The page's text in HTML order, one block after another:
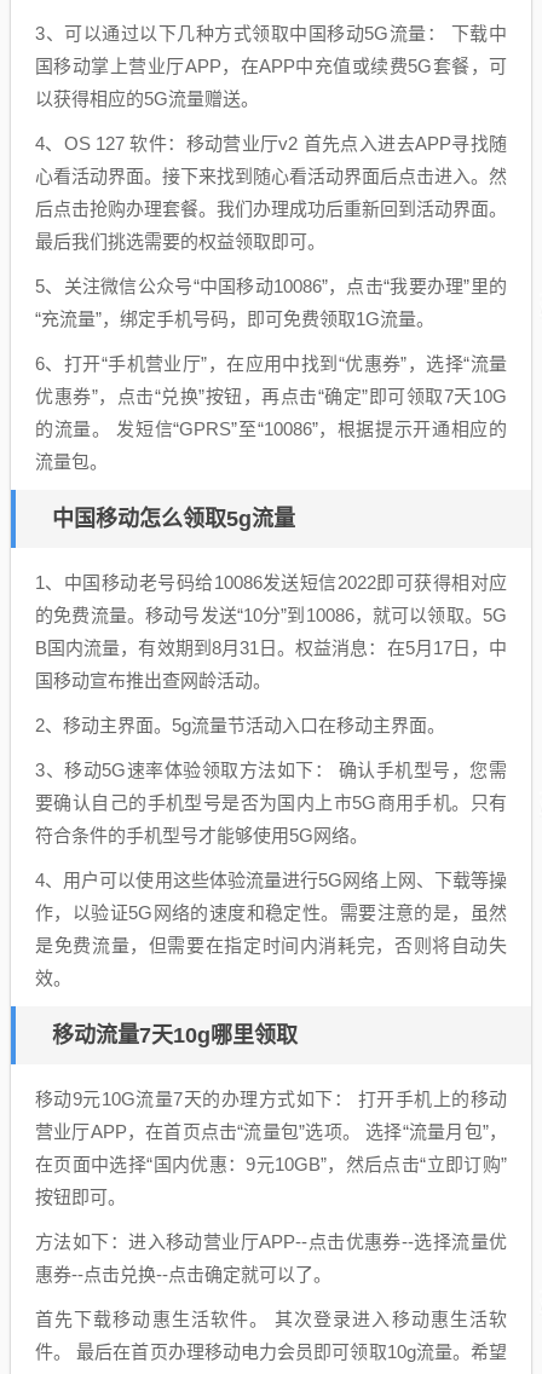
3、可以通过以下几种方式领取中国移动5G流量： 下载中
国移动掌上营业厅APP，在APP中充值或续费5G套餐，可
以获得相应的5G流量赠送。
4、OS 127 软件：移动营业厅v2 首先点入进去APP寻找随
心看活动界面。接下来找到随心看活动界面后点击进入。然
后点击抢购办理套餐。我们办理成功后重新回到活动界面。
最后我们挑选需要的权益领取即可。
5、关注微信公众号“中国移动10086”，点击“我要办理”里的
“充流量”，绑定手机号码，即可免费领取1G流量。
6、打开“手机营业厅”，在应用中找到“优惠券”，选择“流量
优惠券”，点击“兑换”按钮，再点击“确定”即可领取7天10G
的流量。 发短信“GPRS”至“10086”，根据提示开通相应的
流量包。
中国移动怎么领取5g流量
1、中国移动老号码给10086发送短信2022即可获得相对应
的免费流量。移动号发送“10分”到10086，就可以领取。5G
B国内流量，有效期到8月31日。权益消息：在5月17日，中
国移动宣布推出查网龄活动。
2、移动主界面。5g流量节活动入口在移动主界面。
3、移动5G速率体验领取方法如下： 确认手机型号，您需
要确认自己的手机型号是否为国内上市5G商用手机。只有
符合条件的手机型号才能够使用5G网络。
4、用户可以使用这些体验流量进行5G网络上网、下载等操
作，以验证5G网络的速度和稳定性。需要注意的是，虽然
是免费流量，但需要在指定时间内消耗完，否则将自动失
效。
移动流量7天10g哪里领取
移动9元10G流量7天的办理方式如下： 打开手机上的移动
营业厅APP，在首页点击“流量包”选项。 选择“流量月包”，
在页面中选择“国内优惠：9元10GB”，然后点击“立即订购”
按钮即可。
方法如下：进入移动营业厅APP--点击优惠券--选择流量优
惠券--点击兑换--点击确定就可以了。
首先下载移动惠生活软件。 其次登录进入移动惠生活软
件。 最后在首页办理移动电力会员即可领取10g流量。希望